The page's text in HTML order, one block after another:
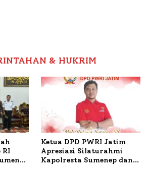
& HUKRIM
Ketua DPD PWRI Jatim
Apresiasi Silaturahmi
Kapolresta Sumenep dan